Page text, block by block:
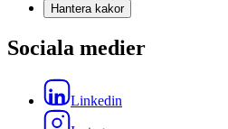
Hantera kakor
Sociala medier
Linkedin